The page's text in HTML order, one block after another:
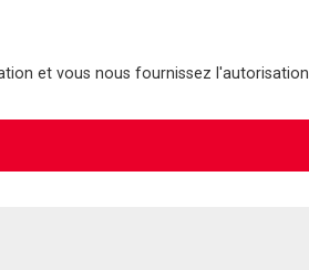
et vous nous fournissez l'autorisation